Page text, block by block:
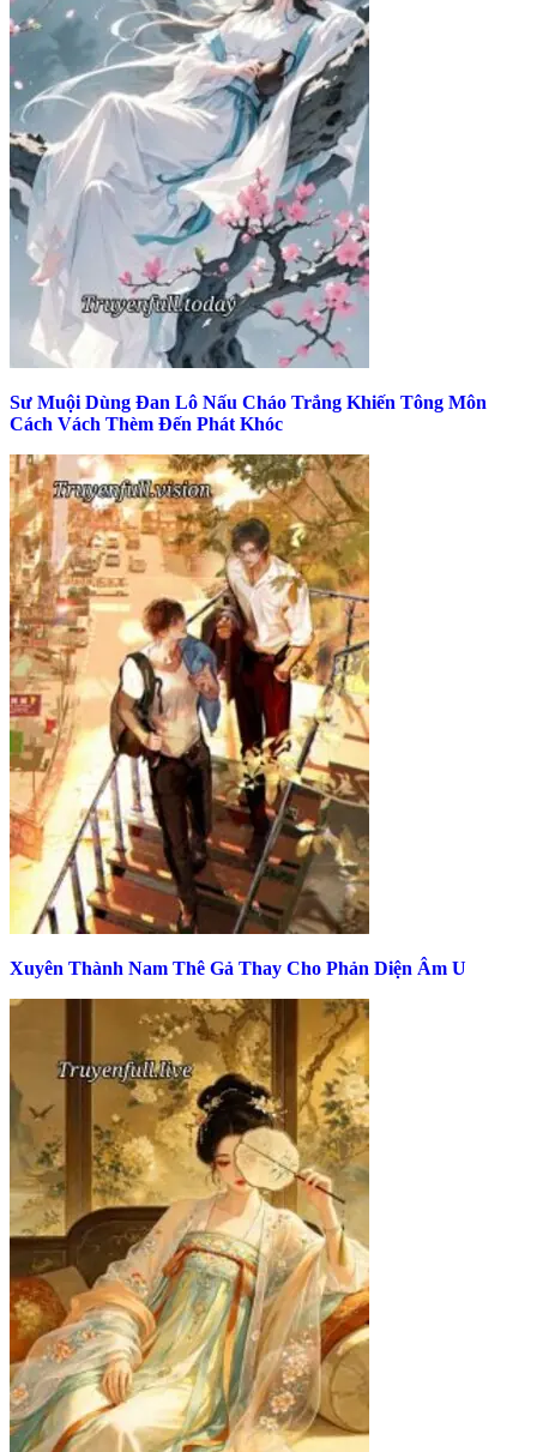
Sư Muội Dùng Đan Lô Nấu Cháo Trắng Khiến Tông Môn
Cách Vách Thèm Đến Phát Khóc
Xuyên Thành Nam Thê Gả Thay Cho Phản Diện Âm U